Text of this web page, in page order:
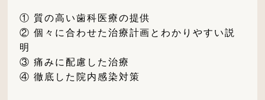
① 質の高い歯科医療の提供
② 個々に合わせた治療計画とわかりやすい説
明
③ 痛みに配慮した治療
④ 徹底した院内感染対策